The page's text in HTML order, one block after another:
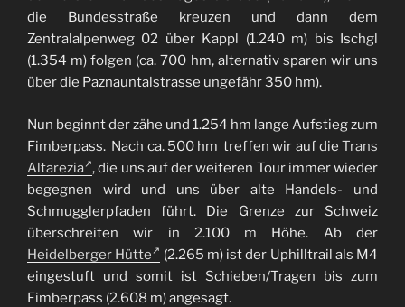
die Bundesstraße kreuzen und dann dem
Zentralalpenweg 02 über Kappl (1.240 m) bis Ischgl
(1.354 m) folgen (ca. 700 hm, alternativ sparen wir uns
über die Paznauntalstrasse ungefähr 350 hm).
Nun beginnt der zähe und 1.254 hm lange Aufstieg zum
Fimberpass. Nach ca. 500 hm treffen wir auf die Trans
Altarezia , die uns auf der weiteren Tour immer wieder
begegnen wird und uns über alte Handels- und
Schmugglerpfaden führt. Die Grenze zur Schweiz
überschreiten wir in 2.100 m Höhe. Ab der
Heidelberger Hütte
(2.265 m) ist der Uphilltrail als M4
eingestuft und somit ist Schieben/Tragen bis zum
Fimberpass (2.608 m) angesagt.